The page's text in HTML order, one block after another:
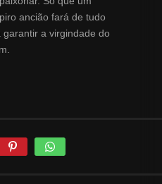
ancião fará de tudo
garantir a virgindade do